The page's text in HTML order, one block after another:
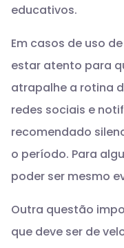
educativos.
Em casos de uso
estar atento para
atrapalhe a rotina
redes sociais e
recomendado
o período. Para
poder ser mesmo
Outra questão
que deve ser de